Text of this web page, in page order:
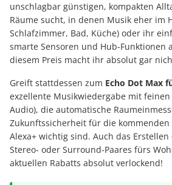
unschlagbar günstigen, kompakten
Räume sucht, in denen Musik eher im
Schlafzimmer, Bad, Küche) oder ihr
smarte Sensoren und Hub-Funktionen
diesem Preis macht ihr absolut gar
Greift stattdessen zum Echo Dot Max
exzellente Musikwiedergabe mit feinen
Audio), die automatische
Zukunftssicherheit für die kommenden
Alexa+ wichtig sind. Auch das
Stereo- oder Surround-Paares fürs
aktuellen Rabatts absolut verlockend!